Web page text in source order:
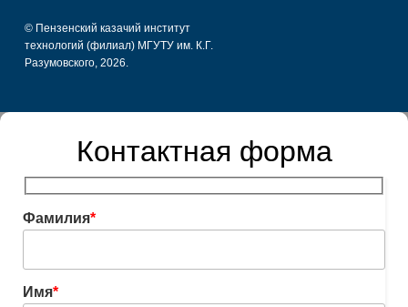
© Пензенский казачий институт
технологий (филиал) МГУТУ им. К.Г.
Разумовского, 2026.
Контактная форма
Фамилия*
Имя*